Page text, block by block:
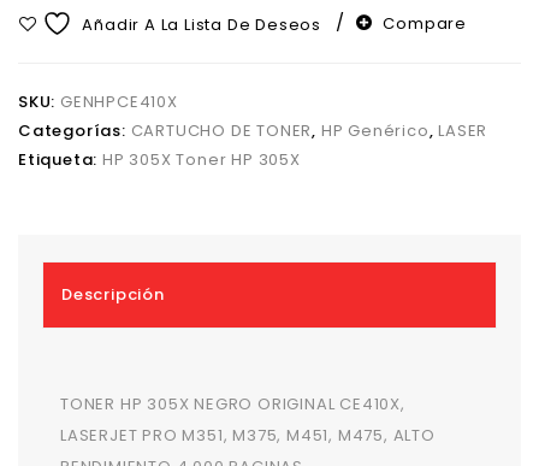
Añadir A La Lista De Deseos
Compare
SKU: GENHPCE410X
Categorías: CARTUCHO DE TONER, HP Genérico,LASER
Etiqueta: HP 305X Toner HP 305X
Descripción
TONER HP 305X NEGRO ORIGINAL CE410X,
LASERJET PRO M351, M375, M451, M475, ALTO